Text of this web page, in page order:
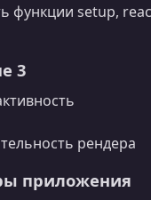
функции setup,
3
рендера
приложения